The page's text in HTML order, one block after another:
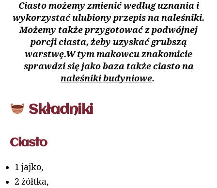
Ciasto możemy zmienić według uznania i
wykorzystać ulubiony przepis na naleśniki.
Możemy także przygotować z podwójnej
porcji ciasta, żeby uzyskać grubszą
warstwę.W tym makowcu znakomicie
sprawdzi się jako baza także ciasto na
naleśniki budyniowe.
Składniki
Ciasto
1 jajko,
2 żółtka,